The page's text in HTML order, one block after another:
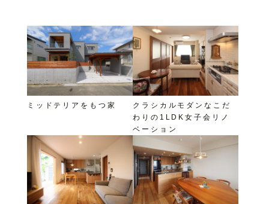
ミッドテリアをもつ家
クラシカルモダンなこだ
わりの1LDK女子会リノ
ベーション